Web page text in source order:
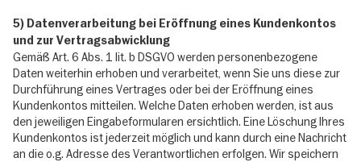
5) Datenverarbeitung bei Eröffnung eines Kundenkontos
und zur Vertragsabwicklung
Gemäß Art. 6 Abs. 1 lit. b DSGVO werden personenbezogene
Daten weiterhin erhoben und verarbeitet, wenn Sie uns diese zur
Durchführung eines Vertrages oder bei der Eröffnung eines
Kundenkontos mitteilen. Welche Daten erhoben werden, ist aus
den jeweiligen Eingabeformularen ersichtlich. Eine Löschung Ihres
Kundenkontos ist jederzeit möglich und kann durch eine Nachricht
an die o.g. Adresse des Verantwortlichen erfolgen. Wir speichern